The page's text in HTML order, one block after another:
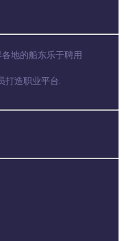
地的船东乐于聘用
打造职业平台.